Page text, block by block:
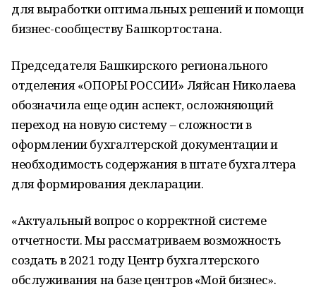
для выработки оптимальных решений и помощи
бизнес-сообществу Башкортостана.
Председателя Башкирского регионального
отделения «ОПОРЫ РОССИИ» Ляйсан Николаева
обозначила еще один аспект, осложняющий
переход на новую систему – сложности в
оформлении бухгалтерской документации и
необходимость содержания в штате бухгалтера
для формирования декларации.
«Актуальный вопрос о корректной системе
отчетности. Мы рассматриваем возможность
создать в 2021 году Центр бухгалтерского
обслуживания на базе центров «Мой бизнес».